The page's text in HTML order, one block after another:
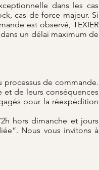
dans les cas
cas de force majeur. Si
est observé, TEXIER
un délai maximum de
processus de commande.
et de leurs conséquences
pour la réexpédition
hors dimanche et jours
Nous vous invitons à